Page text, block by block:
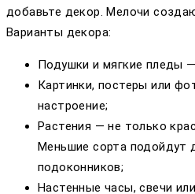
добавьте декор. Мелочи
Варианты декора:
Подушки и мягкие пледы
Картинки, постеры или
настроение;
Растения — не только
Меньшие сорта подойдут
подоконников;
Настенные часы, свечи